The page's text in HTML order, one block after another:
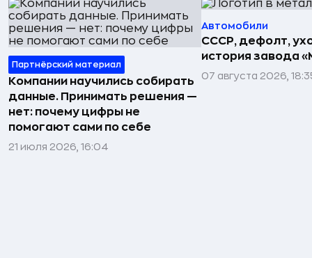
Партнёрский материал
Компании научились собирать
данные. Принимать решения —
нет: почему цифры не
помогают сами по себе
21 июля 2026, 16:04
Автомобили
СССР, дефолт,
история завода
07 августа 2026,